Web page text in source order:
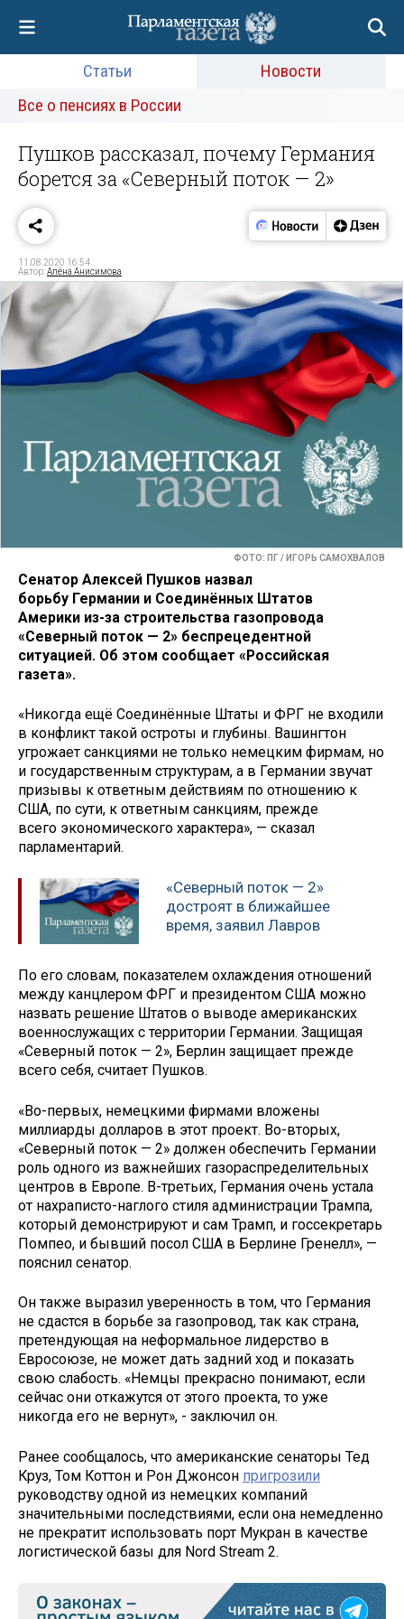
Статьи
Новости
Все о пенсиях в России
Пушков рассказал, почему Германия
борется за «Северный поток — 2»
11.08.2020 16:54
Автор:Алёна Анисимова
ФОТО: ПГ / ИГОРЬ САМОХВАЛОВ
Сенатор Алексей Пушков назвал
борьбу Германии и Соединённых Штатов
Америки из-за строительства газопровода
«Северный поток — 2» беспрецедентной
ситуацией. Об этом сообщает «Российская
газета».
«Никогда ещё Соединённые Штаты и ФРГ не входили
в конфликт такой остроты и глубины. Вашингтон
угрожает санкциями не только немецким фирмам, но
и государственным структурам, а в Германии звучат
призывы к ответным действиям по отношению к
США, по сути, к ответным санкциям, прежде
всего экономического характера», — сказал
парламентарий.
«Северный поток — 2»
достроят в ближайшее
время, заявил Лавров
По его словам, показателем охлаждения отношений
между канцлером ФРГ и президентом США можно
назвать решение Штатов о выводе американских
военнослужащих с территории Германии. Защищая
«Северный поток — 2», Берлин защищает прежде
всего себя, считает Пушков.
«Во-первых, немецкими фирмами вложены
миллиарды долларов в этот проект. Во-вторых,
«Северный поток — 2» должен обеспечить Германии
роль одного из важнейших газораспределительных
центров в Европе. В-третьих, Германия очень устала
от нахраписто-наглого стиля администрации Трампа,
который демонстрируют и сам Трамп, и госсекретарь
Помпео, и бывший посол США в Берлине Гренелл», —
пояснил сенатор.
Он также выразил уверенность в том, что Германия
не сдастся в борьбе за газопровод, так как страна,
претендующая на неформальное лидерство в
Евросоюзе, не может дать задний ход и показать
свою слабость. «Немцы прекрасно понимают, если
сейчас они откажутся от этого проекта, то уже
никогда его не вернут», - заключил он.
Ранее сообщалось, что американские сенаторы Тед
Круз, Том Коттон и Рон Джонсон пригрозили
руководству одной из немецких компаний
значительными последствиями, если она немедленно
не прекратит использовать порт Мукран в качестве
логистической базы для Nord Stream 2.